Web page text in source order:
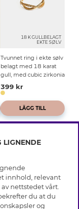
18 K GULLBELAGT
EKTE SØLV
Tvunnet ring i ekte sølv
belagt med 18 karat
gull, med cubic zirkonia
399 kr
LÄGG TILL
LIGNENDE
innhold, relevant
nettstedet vårt.
du at du
og